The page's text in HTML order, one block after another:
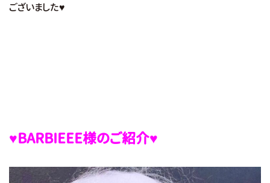
ございました♥
♥BARBIEEE様のご紹介♥